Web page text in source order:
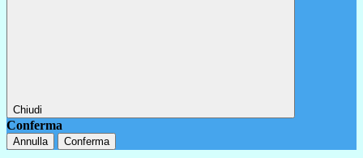
Chiudi
Conferma
Annulla Conferma